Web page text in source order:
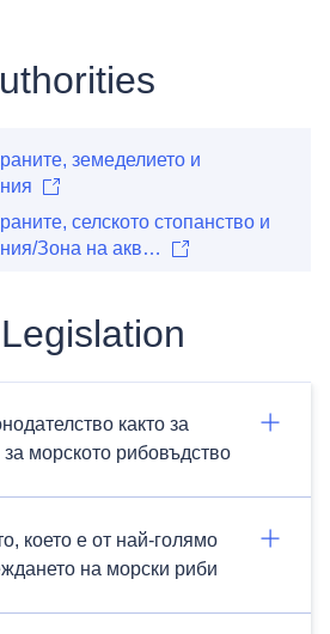
земеделието и
селското стопанство и
Зона на акв…
както за
морското рибовъдство
което е от най-голямо
на морски риби